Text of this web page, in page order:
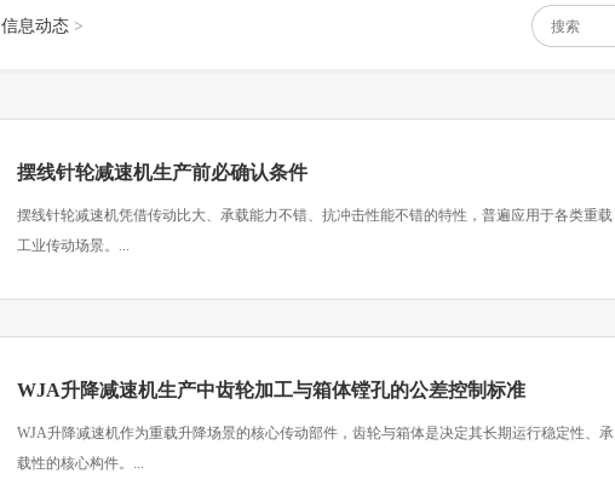
信息动态 >
摆线针轮减速机生产前必确认条件
​摆线针轮减速机凭借传动比大、承载能力不错、抗冲击性能不错的特性，普遍应用于各类重载
工业传动场景。...
WJA升降减速机生产中齿轮加工与箱体镗孔的公差控制标准
​WJA升降减速机作为重载升降场景的核心传动部件，齿轮与箱体是决定其长期运行稳定性、承
载性的核心构件。...